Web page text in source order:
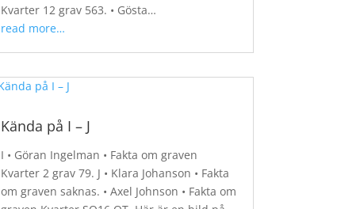
Kvarter 12 grav 563. • Gösta…
read more…
Kända på I – J
I • Göran Ingelman • Fakta om graven
Kvarter 2 grav 79. J • Klara Johanson • Fakta
om graven saknas. • Axel Johnson • Fakta om